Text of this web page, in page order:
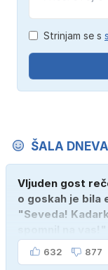
Strinjam se s
ŠALA DNEVA
Vljuden gost
o goskah je bila
"Seveda!
632 877